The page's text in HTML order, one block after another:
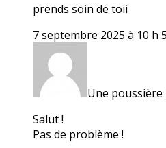
prends soin de toii
7 septembre 2025 à 10 h
Une poussière
Salut !
Pas de problème !